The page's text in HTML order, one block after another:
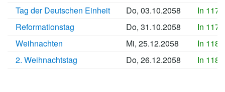
Tag der Deutschen Einheit
Do, 03.10.2058
In
Reformationstag
Do, 31.10.2058
In
Weihnachten
Mi, 25.12.2058
In
2. Weihnachtstag
Do, 26.12.2058 In